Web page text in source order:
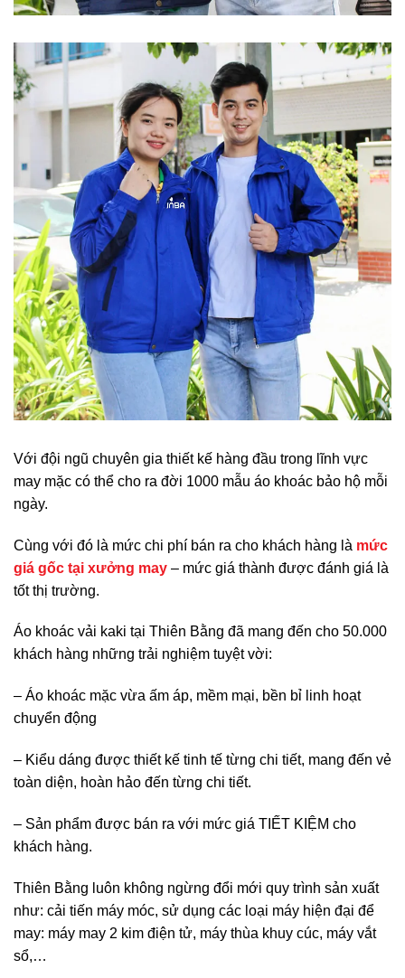
Với đội ngũ chuyên gia thiết kế hàng đầu trong lĩnh vực
may mặc có thể cho ra đời 1000 mẫu áo khoác bảo hộ mỗi
ngày.
Cùng với đó là mức chi phí bán ra cho khách hàng là mức
giá gốc tại xưởng may – mức giá thành được đánh giá là
tốt thị trường.
Áo khoác vải kaki tại Thiên Bằng đã mang đến cho 50.000
khách hàng những trải nghiệm tuyệt vời:
– Áo khoác mặc vừa ấm áp, mềm mại, bền bỉ linh hoạt
chuyển động
– Kiểu dáng được thiết kế tinh tế từng chi tiết, mang đến vẻ
toàn diện, hoàn hảo đến từng chi tiết.
– Sản phẩm được bán ra với mức giá TIẾT KIỆM cho
khách hàng.
Thiên Bằng luôn không ngừng đổi mới quy trình sản xuất
như: cải tiến máy móc, sử dụng các loại máy hiện đại để
may: máy may 2 kim điện tử, máy thùa khuy cúc, máy vắt
sổ,…